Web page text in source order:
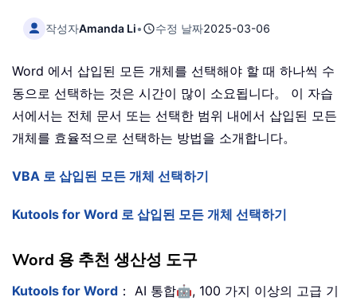
작성자Amanda Li• 수정 날짜2025-03-06
Word 에서 삽입된 모든 개체를 선택해야 할 때 하나씩 수
동으로 선택하는 것은 시간이 많이 소요됩니다。 이 자습
서에서는 전체 문서 또는 선택한 범위 내에서 삽입된 모든
개체를 효율적으로 선택하는 방법을 소개합니다。
VBA 로 삽입된 모든 개체 선택하기
Kutools for Word 로 삽입된 모든 개체 선택하기
Word 용 추천 생산성 도구
Kutools for Word ： AI 통합🤖, 100 가지 이상의 고급 기